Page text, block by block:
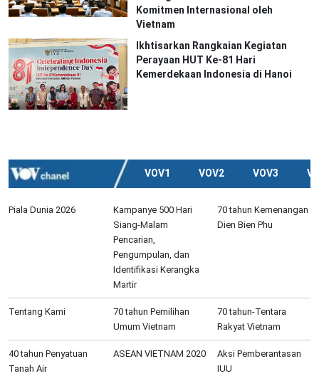
Komitmen Internasional oleh
Vietnam
Ikhtisarkan Rangkaian Kegiatan
Perayaan HUT Ke-81 Hari
Kemerdekaan Indonesia di Hanoi
VOV1 VOV2 VOV3
Piala Dunia 2026
Kampanye 500 Hari
Siang-Malam
Pencarian,
Pengumpulan, dan
Identifikasi Kerangka
Martir
70 tahun Kemenangan
Dien Bien Phu
Tentang Kami
70 tahun Pemilihan
Umum Vietnam
70 tahun-Tentara
Rakyat Vietnam
40 tahun Penyatuan
Tanah Air
ASEAN VIETNAM 2020
Aksi Pemberantasan
IUU